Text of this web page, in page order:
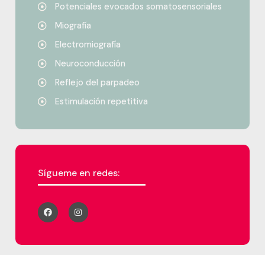
Potenciales evocados somatosensoriales
Miografía
Electromiografía
Neuroconducción
Reflejo del parpadeo
Estimulación repetitiva
Sígueme en redes: